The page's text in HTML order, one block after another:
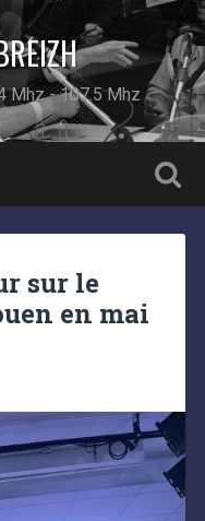
Mhz - 107.5 Mhz
sur le
en mai